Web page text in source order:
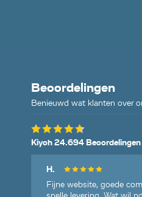
Beoordelingen
Benieuwd wat klanten over
Kiyoh 24.694 Beoordelingen
H.
Fijne website, goede